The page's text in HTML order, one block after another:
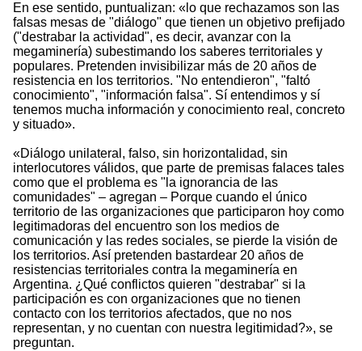
En ese sentido, puntualizan: «lo que rechazamos son las
falsas mesas de "diálogo" que tienen un objetivo prefijado
("destrabar la actividad", es decir, avanzar con la
megaminería) subestimando los saberes territoriales y
populares. Pretenden invisibilizar más de 20 años de
resistencia en los territorios. "No entendieron", "faltó
conocimiento", "información falsa". Sí entendimos y sí
tenemos mucha información y conocimiento real, concreto
y situado».
«Diálogo unilateral, falso, sin horizontalidad, sin
interlocutores válidos, que parte de premisas falaces tales
como que el problema es "la ignorancia de las
comunidades" – agregan – Porque cuando el único
territorio de las organizaciones que participaron hoy como
legitimadoras del encuentro son los medios de
comunicación y las redes sociales, se pierde la visión de
los territorios. Así pretenden bastardear 20 años de
resistencias territoriales contra la megaminería en
Argentina. ¿Qué conflictos quieren "destrabar" si la
participación es con organizaciones que no tienen
contacto con los territorios afectados, que no nos
representan, y no cuentan con nuestra legitimidad?», se
preguntan.